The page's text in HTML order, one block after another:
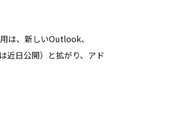
は、新しいOutlook、
日公開）と拡がり、アド